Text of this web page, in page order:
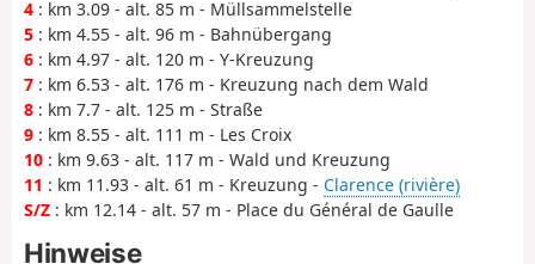
4 : km 3.09 - alt. 85 m - Müllsammelstelle
5 : km 4.55 - alt. 96 m - Bahnübergang
6 : km 4.97 - alt. 120 m - Y-Kreuzung
7 : km 6.53 - alt. 176 m - Kreuzung nach dem Wald
8 : km 7.7 - alt. 125 m - Straße
9 : km 8.55 - alt. 111 m - Les Croix
10 : km 9.63 - alt. 117 m - Wald und Kreuzung
11 : km 11.93 - alt. 61 m - Kreuzung - Clarence (rivière)
S/Z : km 12.14 - alt. 57 m - Place du Général de Gaulle
Hinweise